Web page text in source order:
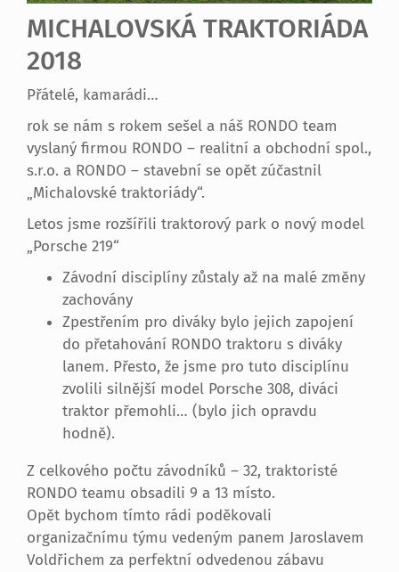
MICHALOVSKÁ TRAKTORIÁDA
2018
Přátelé, kamarádi…
rok se nám s rokem sešel a náš RONDO team
vyslaný firmou RONDO – realitní a obchodní spol.,
s.r.o. a RONDO – stavební se opět zúčastnil
„Michalovské traktoriády“.
Letos jsme rozšířili traktorový park o nový model
„Porsche 219“
Závodní disciplíny zůstaly až na malé změny
zachovány
Zpestřením pro diváky bylo jejich zapojení
do přetahování RONDO traktoru s diváky
lanem. Přesto, že jsme pro tuto disciplínu
zvolili silnější model Porsche 308, diváci
traktor přemohli… (bylo jich opravdu
hodně).
Z celkového počtu závodníků – 32, traktoristé
RONDO teamu obsadili 9 a 13 místo.
Opět bychom tímto rádi poděkovali
organizačnímu týmu vedeným panem Jaroslavem
Voldřichem za perfektní odvedenou zábavu